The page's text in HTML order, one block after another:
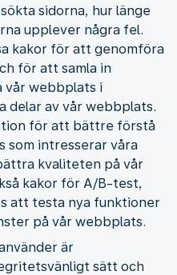
sidorna, hur länge
upplever några fel.
kakor för att genomföra
för att samla in
vår webbplats i
delar av vår webbplats.
för att bättre förstå
som intresserar våra
kvaliteten på vår
kakor för A/B-test,
att testa nya funktioner
på vår webbplats.
är
sätt och